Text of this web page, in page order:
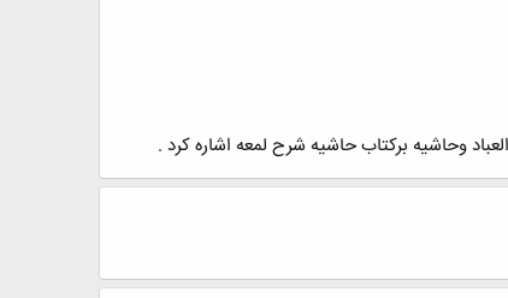
وحاشیه برکتاب حاشیه شرح لمعه اشاره کرد .